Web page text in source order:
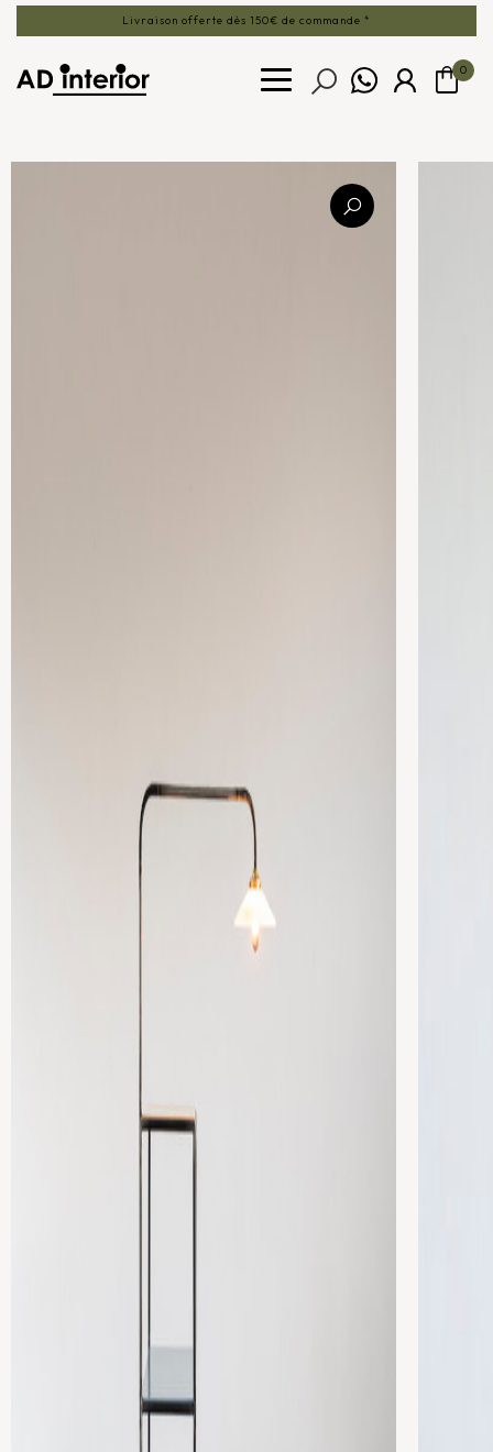
Livraison offerte dès 150€ de commande *
0